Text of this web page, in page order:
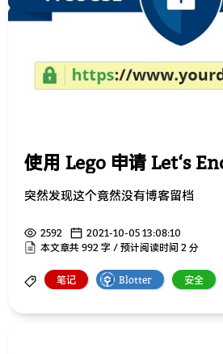
突然发现这个竟然没有博客留档
2592
2021-10-05 13:08:10
本文章共 992 字 / 预计阅读时间 2 分
笔记 Blotter 安全